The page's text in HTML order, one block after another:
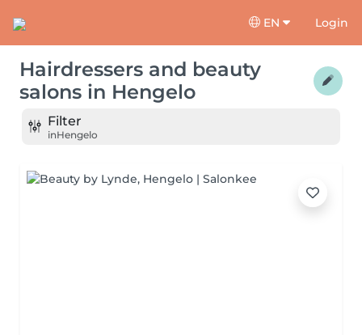
EN Login
Hairdressers and beauty
salons in Hengelo
Filter
inHengelo